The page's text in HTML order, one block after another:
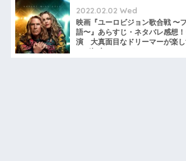
2022.02.02 Wed
映画『ユーロビジョン歌合戦 〜
語〜』あらすじ・ネタバレ感想
演 大真面目なドリーマーが楽し